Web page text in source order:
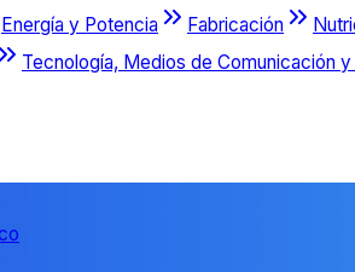
Energía y Potencia Fabricación
Tecnología, Medios de Comunicación